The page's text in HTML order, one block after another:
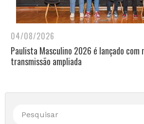
04/08/2026
Paulista Masculino 2026 é lançado com
transmissão ampliada